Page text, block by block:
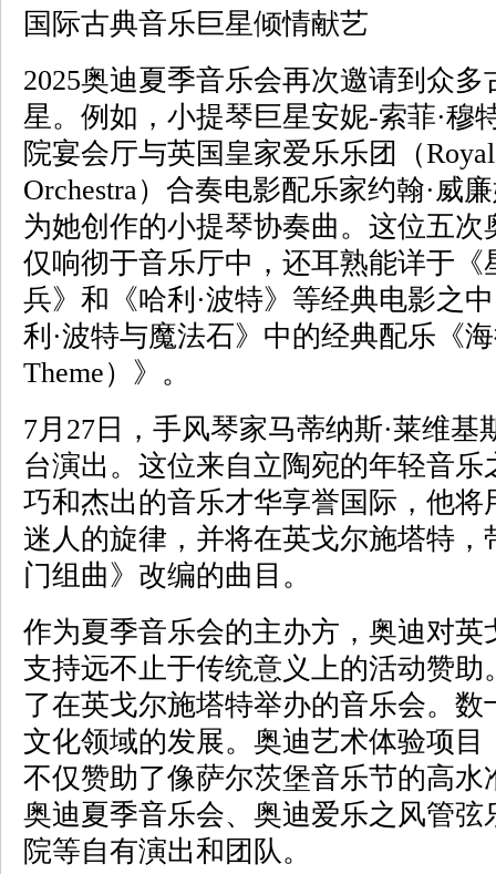
国际古典音乐巨星倾情献艺
2025奥迪夏季音乐会再次邀请到众
星。例如，小提琴巨星安妮-索菲·穆
院宴会厅与英国皇家爱乐乐团（
Orchestra）合奏电影配乐家约翰·威
为她创作的小提琴协奏曲。这位五
仅响彻于音乐厅中，还耳熟能详于《
兵》和《哈利·波特》等经典电影之
利·波特与魔法石》中的经典配乐《
Theme）》。
7月27日，手风琴家马蒂纳斯·莱维
台演出。这位来自立陶宛的年轻音
巧和杰出的音乐才华享誉国际，他
迷人的旋律，并将在英戈尔施塔特，
门组曲》改编的曲目。
作为夏季音乐会的主办方，奥迪对
支持远不止于传统意义上的活动赞
了在英戈尔施塔特举办的音乐会。
文化领域的发展。奥迪艺术体验项目
不仅赞助了像萨尔茨堡音乐节的高
奥迪夏季音乐会、奥迪爱乐之风管
院等自有演出和团队。